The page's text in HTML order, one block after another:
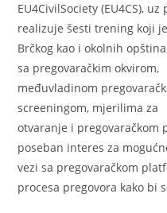
EU4CivilSociety (EU4CS),
realizuje šesti trening koji
Brčkog kao i okolnih
sa pregovaračkim okvirom,
međuvladinom
screeningom, mjerilima za
otvaranje i pregovaračkom
poseban interes za
vezi sa pregovaračkom
procesa pregovora kako bi